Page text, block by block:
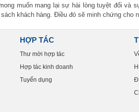
muốn mang lại sự hài lòng tuyệt đối và
khách hàng. Điều đó sẽ minh chứng
HỢP TÁC
Thư mời hợp tác
Hợp tác kinh doanh
Tuyển dụng